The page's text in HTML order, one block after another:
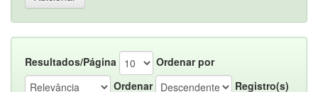
Resultados/Página
Ordenar por
Ordenar
Registro(s)